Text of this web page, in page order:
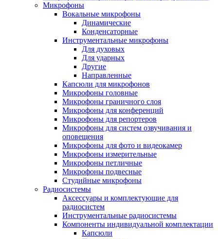
Микрофоны
Вокальные микрофоны
Динамические
Конденсаторные
Инструментальные микрофоны
Для духовых
Для ударных
Другие
Направленные
Капсюли для микрофонов
Микрофоны головные
Микрофоны граничного слоя
Микрофоны для конференций
Микрофоны для репортеров
Микрофоны для систем озвучивания и
оповещения
Микрофоны для фото и видеокамер
Микрофоны измерительные
Микрофоны петличные
Микрофоны подвесные
Студийные микрофоны
Радиосистемы
Аксессуары и комплектующие для
радиосистем
Инструментальные радиосистемы
Компоненты индивидуальной комплектации
Капсюли